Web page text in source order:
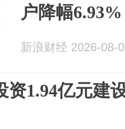
户降幅6.93%
新浪财经 2026-08-
资1.94亿元建